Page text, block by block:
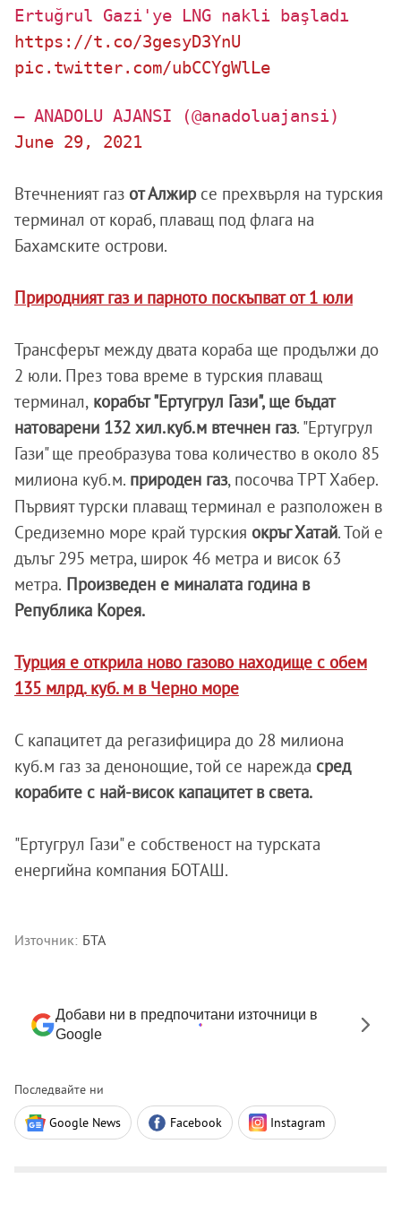
Ertuğrul Gazi'ye LNG nakli başladı
https://t.co/3gesyD3YnU
pic.twitter.com/ubCCYgWlLe
— ANADOLU AJANSI (@anadoluajansi)
June 29, 2021
Втечненият газ от Алжир се прехвърля на турския
терминал от кораб, плаващ под флага на
Бахамските острови.
Природният газ и парното поскъпват от 1 юли
Трансферът между двата кораба ще продължи до
2 юли. През това време в турския плаващ
терминал, корабът "Ертугрул Гази", ще бъдат
натоварени 132 хил.куб.м втечнен газ. "Ертугрул
Гази" ще преобразува това количество в около 85
милиона куб.м. природен газ, посочва ТРТ Хабер.
Първият турски плаващ терминал е разположен в
Средиземно море край турския окръг Хатай. Той е
дълъг 295 метра, широк 46 метра и висок 63
метра. Произведен е миналата година в
Република Корея.
Турция е открила ново газово находище с обем
135 млрд. куб. м в Черно море
С капацитет да регазифицира до 28 милиона
куб.м газ за денонощие, той се нарежда сред
корабите с най-висок капацитет в света.
"Ертугрул Гази" е собственост на турската
енергийна компания БОТАШ.
Източник: БТА
Добави ни в предпочитани източници в
Google
Последвайте ни
Google News Facebook Instagram